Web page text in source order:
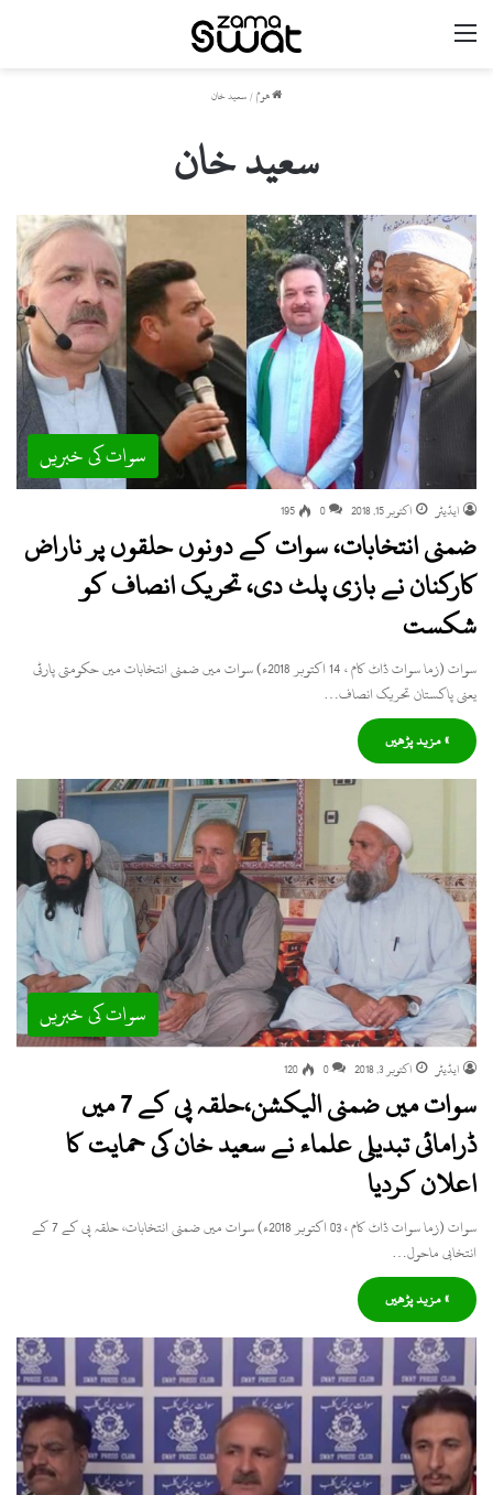
ھوم/سعید خان
سعید خان
سوات کی خبریں
ایڈیٹر اکتوبر 15, 2018 0
195
ضمنی انتخابات، سوات کے دونوں حلقوں پر ناراض
کارکنان نے بازی پلٹ دی، تحریک انصاف کو
شکست
سوات (زما سوات ڈاٹ کام ، 14 اکتوبر 2018ء) سوات میں ضمنی انتخابات میں حکومتی پارٹی
یعنی پاکستان تحریک انصاف…
» مزید پڑھیں
سوات کی خبریں
ایڈیٹر اکتوبر 3, 2018 0
120
سوات میں ضمنی الیکشن،حلقہ پی کے 7 میں
ڈرامائی تبدیلی علماء نے سعید خان کی حمایت کا
اعلان کردیا
سوات (زما سوات ڈاٹ کام ، 03 اکتوبر 2018ء) سوات میں ضمنی انتخابات، حلقہ پی کے 7 کے
انتخابی ماحول…
» مزید پڑھیں